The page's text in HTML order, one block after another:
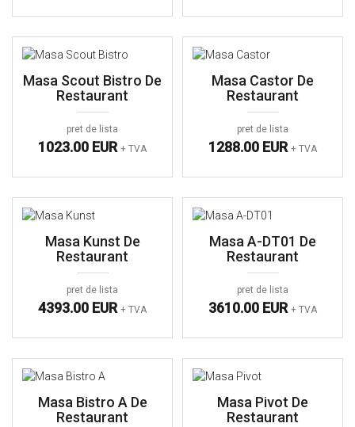
Masa Scout Bistro De
Restaurant
pret de lista
1023.00 EUR + TVA
Masa Castor De
Restaurant
pret de lista
1288.00 EUR + TVA
Masa Kunst De
Restaurant
pret de lista
4393.00 EUR + TVA
Masa A-DT01 De
Restaurant
pret de lista
3610.00 EUR + TVA
Masa Bistro A De
Restaurant
Masa Pivot De
Restaurant